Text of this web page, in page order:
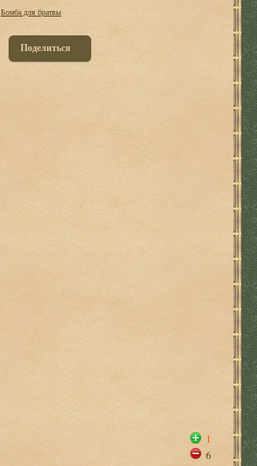
Бомба для братвы
Поделиться
1
6